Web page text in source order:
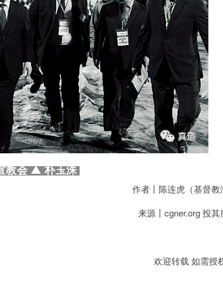
教会▲朴玉洙
作者丨陈连虎（基督教
来源丨cgner.org 投其
欢迎转载 如需授